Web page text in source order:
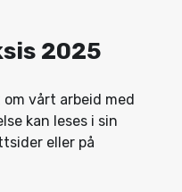
2025
vårt arbeid med
kan leses i sin
eller på